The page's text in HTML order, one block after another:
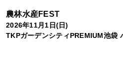
農林水産FEST
2026年11月1日(日)
TKPガーデンシティPREMIUM池袋